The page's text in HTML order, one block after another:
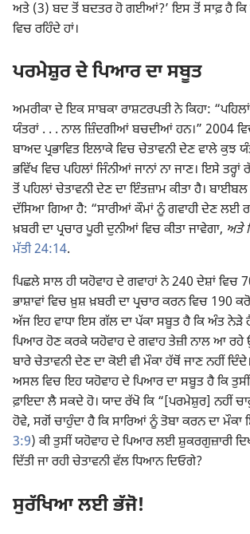
ਅਤੇ (3) ਬਦ ਤੋਂ ਬਦਤਰ ਹੋ ਗਈਆਂ?’ ਇਸ ਤੋਂ ਸਾਫ਼ ਹੈ ਕਿ
ਵਿਚ ਰਹਿੰਦੇ ਹਾਂ।
ਪਰਮੇਸ਼ੁਰ ਦੇ ਪਿਆਰ ਦਾ ਸਬੂਤ
ਅਮਰੀਕਾ ਦੇ ਇਕ ਸਾਬਕਾ ਰਾਸ਼ਟਰਪਤੀ ਨੇ ਕਿਹਾ:
ਯੰਤਰਾਂ . . . ਨਾਲ ਜ਼ਿੰਦਗੀਆਂ ਬਚਦੀਆਂ ਹਨ।” 2004
ਬਾਅਦ ਪ੍ਰਭਾਵਿਤ ਇਲਾਕੇ ਵਿਚ ਚੇਤਾਵਨੀ ਦੇਣ ਵਾਲੇ ਕੁਝ
ਭਵਿੱਖ ਵਿਚ ਪਹਿਲਾਂ ਜਿੰਨੀਆਂ ਜਾਨਾਂ ਨਾ ਜਾਣ। ਇਸੇ
ਤੋਂ ਪਹਿਲਾਂ ਚੇਤਾਵਨੀ ਦੇਣ ਦਾ ਇੰਤਜ਼ਾਮ ਕੀਤਾ ਹੈ। ਬਾਈਬਲ
ਦੱਸਿਆ ਗਿਆ ਹੈ: “ਸਾਰੀਆਂ ਕੌਮਾਂ ਨੂੰ ਗਵਾਹੀ ਦੇਣ ਲਈ
ਖ਼ਬਰੀ ਦਾ ਪ੍ਰਚਾਰ ਪੂਰੀ ਦੁਨੀਆਂ ਵਿਚ ਕੀਤਾ ਜਾਵੇਗਾ, ਅਤੇ
ਮੱਤੀ 24:14.
ਪਿਛਲੇ ਸਾਲ ਹੀ ਯਹੋਵਾਹ ਦੇ ਗਵਾਹਾਂ ਨੇ 240 ਦੇਸ਼ਾਂ ਵਿਚ
ਭਾਸ਼ਾਵਾਂ ਵਿਚ ਖ਼ੁਸ਼ ਖ਼ਬਰੀ ਦਾ ਪ੍ਰਚਾਰ ਕਰਨ ਵਿਚ 190
ਅੱਜ ਇਹ ਵਾਧਾ ਇਸ ਗੱਲ ਦਾ ਪੱਕਾ ਸਬੂਤ ਹੈ ਕਿ ਅੰਤ
ਪਿਆਰ ਹੋਣ ਕਰਕੇ ਯਹੋਵਾਹ ਦੇ ਗਵਾਹ ਤੇਜ਼ੀ ਨਾਲ ਆ
ਬਾਰੇ ਚੇਤਾਵਨੀ ਦੇਣ ਦਾ ਕੋਈ ਵੀ ਮੌਕਾ ਹੱਥੋਂ ਜਾਣ ਨਹੀਂ
ਅਸਲ ਵਿਚ ਇਹ ਯਹੋਵਾਹ ਦੇ ਪਿਆਰ ਦਾ ਸਬੂਤ ਹੈ ਕਿ
ਫ਼ਾਇਦਾ ਲੈ ਸਕਦੇ ਹੋ। ਯਾਦ ਰੱਖੋ ਕਿ “[ਪਰਮੇਸ਼ੁਰ] ਨਹੀਂ
ਹੋਵੇ, ਸਗੋਂ ਚਾਹੁੰਦਾ ਹੈ ਕਿ ਸਾਰਿਆਂ ਨੂੰਤੋਬਾ ਕਰਨ ਦਾ ਮੌਕਾ
3:9) ਕੀ ਤੁਸੀਂ ਯਹੋਵਾਹ ਦੇ ਪਿਆਰ ਲਈ ਸ਼ੁਕਰਗੁਜ਼ਾਰੀ
ਦਿੱਤੀ ਜਾ ਰਹੀ ਚੇਤਾਵਨੀ ਵੱਲ ਧਿਆਨ ਦਿਓਗੇ?
ਸੁਰੱਖਿਆ ਲਈ ਭੱਜੋ!